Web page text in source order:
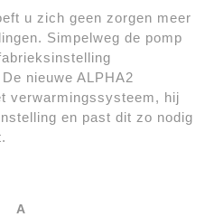
u zich geen zorgen meer
Simpelweg de pomp
nieuwe ALPHA2
verwarmingssysteem, hij
en past dit zo nodig
A